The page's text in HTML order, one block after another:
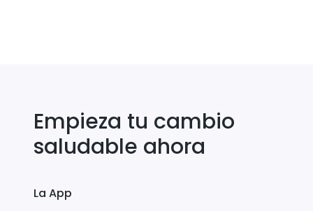
Empieza tu cambio
saludable ahora
La App